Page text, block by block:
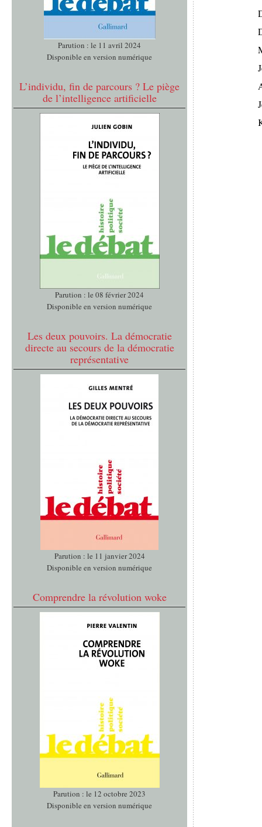
Parution : le 11 avril 2024
Disponible en version numérique
L’individu, fin de parcours ? Le piège
de l’intelligence artificielle
Parution : le 08 février 2024
Disponible en version numérique
Les deux pouvoirs. La démocratie
directe au secours de la démocratie
représentative
Parution : le 11 janvier 2024
Disponible en version numérique
Comprendre la révolution woke
Parution : le 12 octobre 2023
Disponible en version numérique